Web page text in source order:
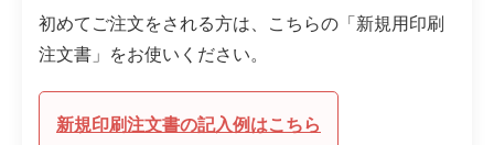
初めてご注文をされる方は、こちらの「新規用印刷
注文書」をお使いください。
新規印刷注文書の記入例はこちら